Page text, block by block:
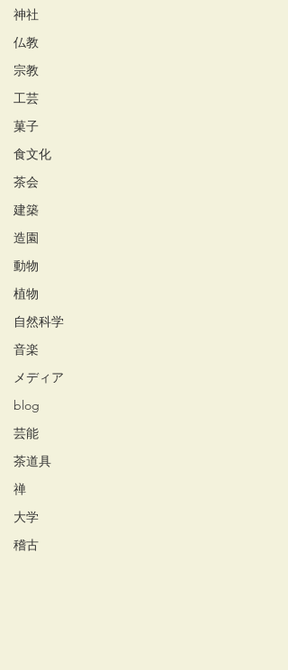
神社
仏教
宗教
工芸
菓子
食文化
茶会
建築
造園
動物
植物
自然科学
音楽
メディア
blog
芸能
茶道具
禅
大学
稽古